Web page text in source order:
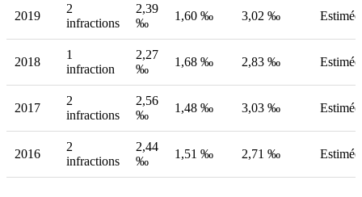
2019
2
infractions
2,39
‰
1,60 ‰ 3,02 ‰ Estimée
2018
1
infraction
2,27
‰
1,68 ‰ 2,83 ‰ Estimée
2017
2
infractions
2,56
‰
1,48 ‰ 3,03 ‰ Estimée
2016
2
infractions
2,44
‰
1,51 ‰ 2,71 ‰ Estimée